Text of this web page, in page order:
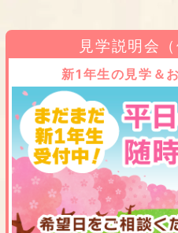
見学説明会
新1年生の見学＆